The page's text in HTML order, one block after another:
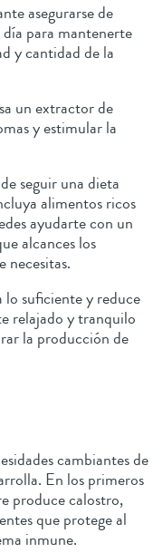
asegurarse de
para mantenerte
y cantidad de la
un extractor de
y estimular la
seguir una dieta
alimentos ricos
ayudarte con un
alcances los
necesitas.
lo suficiente y reduce
relajado y tranquilo
la producción de
cambiantes de
En los primeros
produce calostro,
que protege al
inmune.